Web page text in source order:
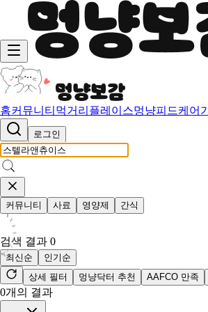
홈커뮤니티 먹거리 플레이스멍냥피드케어
로그인
커뮤니티 사료 영양제 간식
검색 결과 0
최신순
인기순
상세 필터
멍냥닥터 추천 AAFCO 만족
0개의 결과